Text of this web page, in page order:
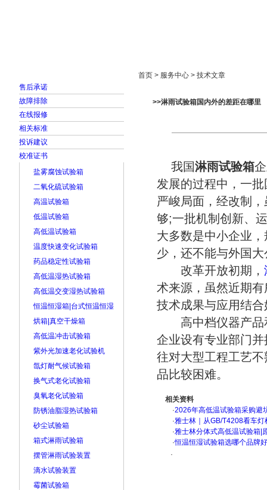
售后承诺
故障排除
在线报修
相关标准
投诉建议
校准证书
盐雾腐蚀试验箱
二氧化硫试验箱
高温试验箱
低温试验箱
高低温试验箱
温度快速变化试验箱
药品稳定性试验箱
高低温湿热试验箱
高低温交变湿热试验箱
恒温恒湿箱|台式恒温恒湿
烘箱|真空干燥箱
高低温冲击试验箱
紫外光加速老化试验机
氙灯耐气候试验箱
换气式老化试验箱
臭氧老化试验箱
防锈油脂湿热试验箱
砂尘试验箱
箱式淋雨试验箱
摆管淋雨试验装置
滴水试验装置
霉菌试验箱
首页 > 服务中心 > 技术文章
>>淋雨试验箱国内外的差距在哪里
我国淋雨试验箱
发展的过程中，一
严峻局面，经改制
够;一批机制创新、
大多数是中小企业
少，还不能与外国
改革开放初期，
术来源，虽然近期
技术成果与应用结
高中档仪器产品
企业设有专业部门
往对大型工程工艺
品比较困难。
相关资料
·2026年高低温试验箱采购
·雅士林｜从GB/T4208看车
·雅士林分体式高低温试验箱|
·恒温恒湿试验箱选哪个品牌
·